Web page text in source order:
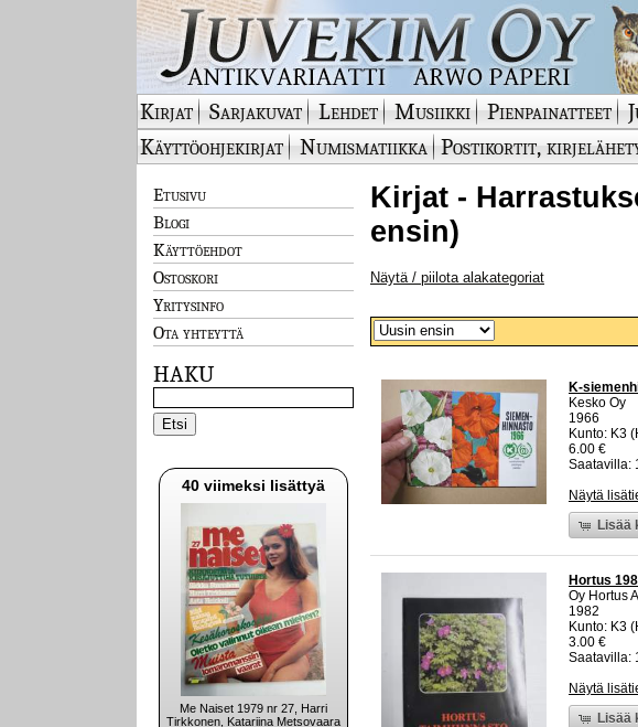
Kirjat Sarjakuvat Lehdet Musiikki Pienpainatteet
Käyttöohjekirjat
Numismatiikka Postikortit,
Etusivu
Blogi
Käyttöehdot
Ostoskori
Yritysinfo
Ota yhteyttä
HAKU
40 viimeksi lisättyä
Me Naiset 1979 nr 27, Harri
Tirkkonen, Katariina Metsovaara
Kirjat -
ensin)
Näytä / piilota alakategoriat
K-
Kesko Oy
1966
Kunto: K3
6.00 €
Saatavilla:
Näytä
Lisää
Hortus
Oy Hortus
1982
Kunto: K3
3.00 €
Saatavilla:
Näytä
Lisää